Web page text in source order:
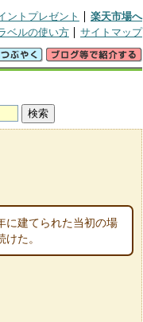
ントプレゼント
楽天市場へ
ベルの使い方 サイトマップ
に建てられた当初の場
た。